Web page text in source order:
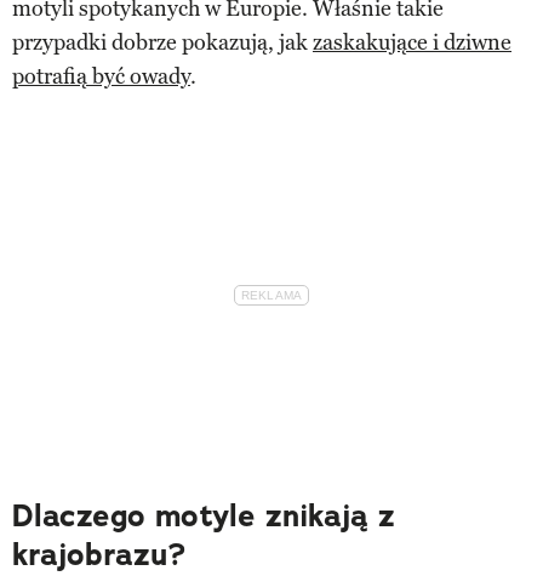
motyli spotykanych w Europie. Właśnie takie
przypadki dobrze pokazują, jakzaskakujące i dziwne
potrafią być owady.
Dlaczego motyle znikają z
krajobrazu?